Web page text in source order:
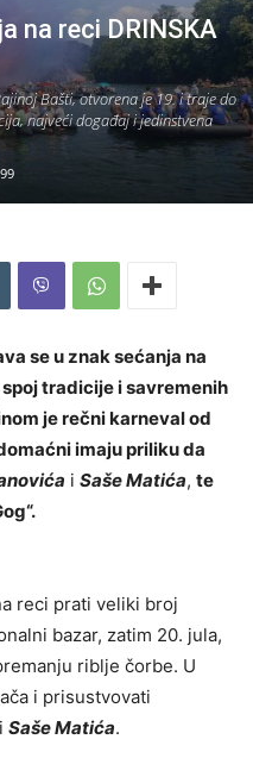
na reci DRINSKA
Bašti, otvorena je 19. i traje do
najveći događaj i jedinstvena
se u znak sećanja na
tradicije i savremenih
je rečni karneval od
imaju priliku da
i Saše Matića, te
reci prati veliki broj
bazar, zatim 20. jula,
riblje čorbe. U
i prisustvovati
i Saše Matića.